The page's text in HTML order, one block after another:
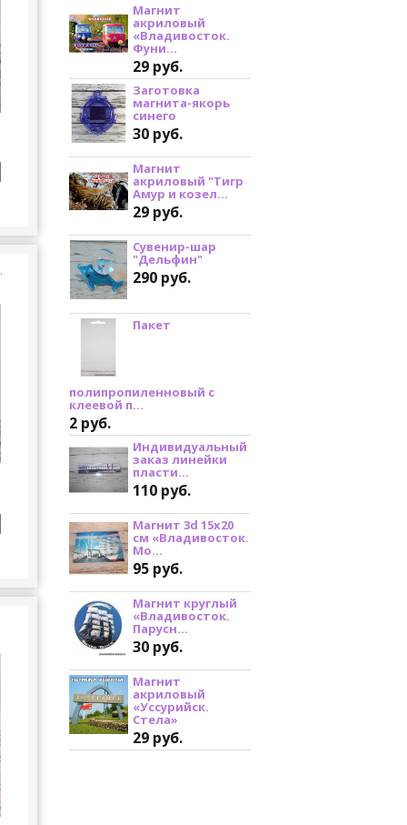
Магнит
акриловый
«Владивосток.
Фуни...
29 руб.
Заготовка
магнита-якорь
синего
30 руб.
Магнит
акриловый "Тигр
Амур и козел...
29 руб.
Сувенир-шар
"Дельфин"
290 руб.
Пакет
полипропиленновый с
клеевой п...
2 руб.
Индивидуальный
заказ линейки
пласти...
110 руб.
Магнит 3d 15х20
см «Владивосток.
Мо...
95 руб.
Магнит круглый
«Владивосток.
Парусн...
30 руб.
Магнит
акриловый
«Уссурийск.
Стела»
29 руб.